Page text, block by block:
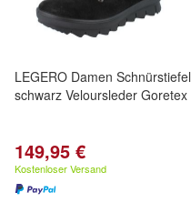
LEGERO Damen Schnürstiefel
schwarz Veloursleder Goretex
149,95 €
Kostenloser Versand